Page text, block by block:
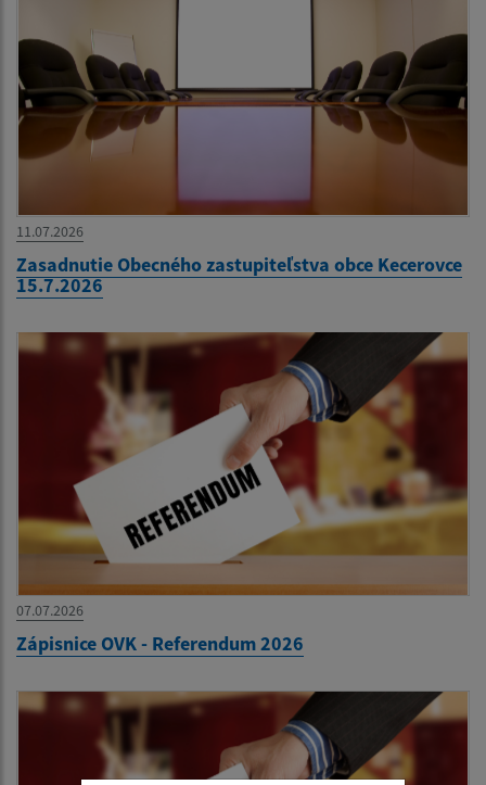
11.07.2026
Zasadnutie Obecného zastupiteľstva obce Kecerovce
15.7.2026
07.07.2026
Zápisnice OVK - Referendum 2026